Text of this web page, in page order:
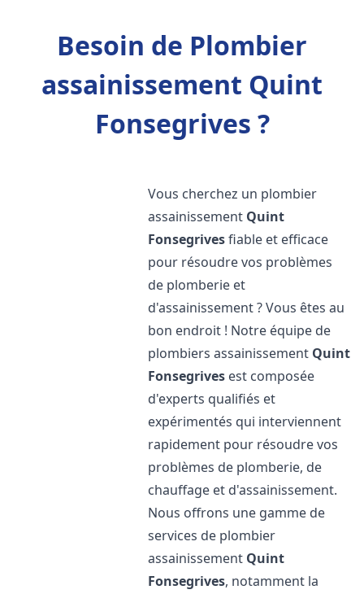
Besoin de Plombier
assainissement Quint
Fonsegrives ?
Vous cherchez un plombier
assainissement Quint
Fonsegrivesfiable et efficace
pour résoudre vos problèmes
de plomberie et
d'assainissement ? Vous êtes au
bon endroit ! Notre équipe de
plombiers assainissement Quint
Fonsegrives est composée
d'experts qualifiés et
expérimentés qui interviennent
rapidement pour résoudre vos
problèmes de plomberie, de
chauffage et d'assainissement.
Nous offrons une gamme de
services de plombier
assainissement Quint
Fonsegrives, notamment la